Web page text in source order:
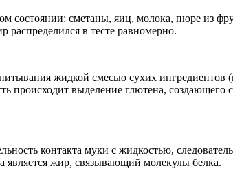
состоянии: сметаны, яиц, молока, пюре из
распределился в тесте равномерно.
жидкой смесью сухих ингредиентов
выделение глютена, создающего
контакта муки с жидкостью,
является жир, связывающий молекулы белка.